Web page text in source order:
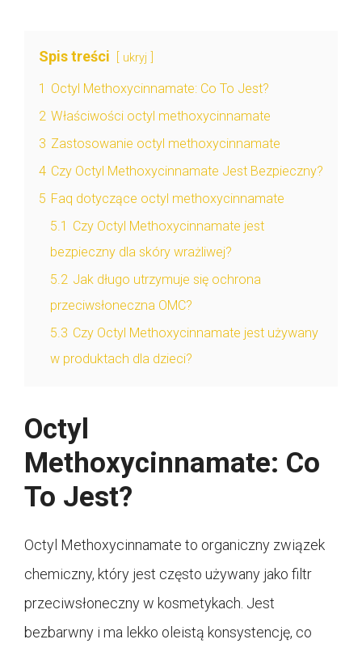
Spis treści ukryj
1 Octyl Methoxycinnamate: Co To Jest?
2 Właściwości octyl methoxycinnamate
3 Zastosowanie octyl methoxycinnamate
4 Czy Octyl Methoxycinnamate Jest Bezpieczny?
5 Faq dotyczące octyl methoxycinnamate
5.1 Czy Octyl Methoxycinnamate jest
bezpieczny dla skóry wrażliwej?
5.2 Jak długo utrzymuje się ochrona
przeciwsłoneczna OMC?
5.3 Czy Octyl Methoxycinnamate jest używany
w produktach dla dzieci?
Octyl
Methoxycinnamate: Co
To Jest?
Octyl Methoxycinnamate to organiczny związek
chemiczny, który jest często używany jako filtr
przeciwsłoneczny w kosmetykach. Jest
bezbarwny i ma lekko oleistą konsystencję, co